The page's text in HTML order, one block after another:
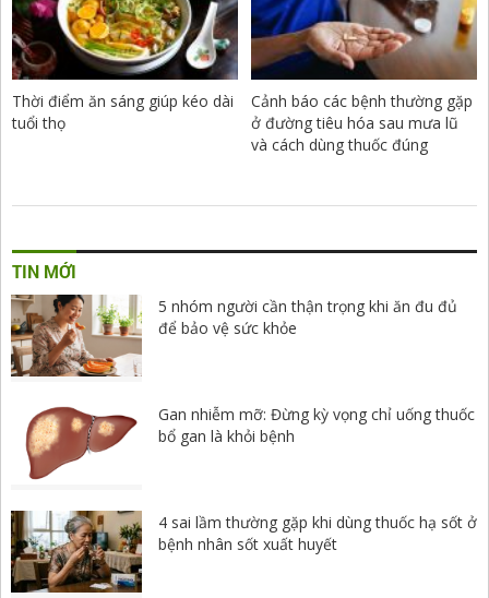
Thời điểm ăn sáng giúp kéo dài
tuổi thọ
Cảnh báo các bệnh thường gặp
ở đường tiêu hóa sau mưa lũ
và cách dùng thuốc đúng
TIN MỚI
5 nhóm người cần thận trọng khi ăn đu đủ
để bảo vệ sức khỏe
Gan nhiễm mỡ: Đừng kỳ vọng chỉ uống thuốc
bổ gan là khỏi bệnh
4 sai lầm thường gặp khi dùng thuốc hạ sốt ở
bệnh nhân sốt xuất huyết